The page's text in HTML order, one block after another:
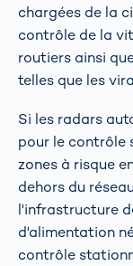
chargées de la
contrôle de la
routiers ainsi
telles que les
Si les radars
pour le contrôle
zones à risque
dehors du
l'infrastructure
d'alimentation
contrôle